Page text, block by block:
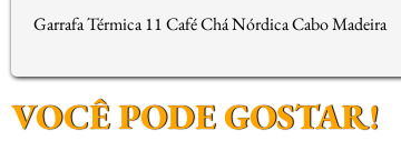
Garrafa Térmica 11 Café Chá Nórdica Cabo Madeira
VOCÊ PODE GOSTAR!